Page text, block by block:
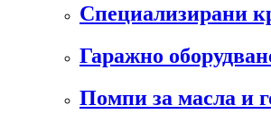
Специализирани
Гаражно
Помпи за масла и